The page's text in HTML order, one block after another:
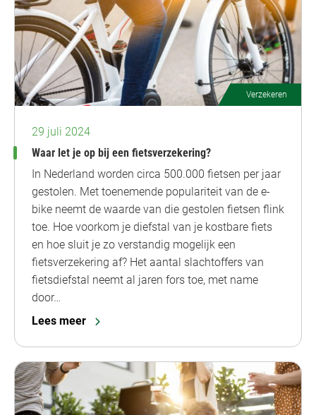
Verzekeren
29 juli 2024
Waar let je op bij een fietsverzekering?
In Nederland worden circa 500.000 fietsen per jaar
gestolen. Met toenemende populariteit van de e-
bike neemt de waarde van die gestolen fietsen flink
toe. Hoe voorkom je diefstal van je kostbare fiets
en hoe sluit je zo verstandig mogelijk een
fietsverzekering af? Het aantal slachtoffers van
fietsdiefstal neemt al jaren fors toe, met name
door…
Lees meer